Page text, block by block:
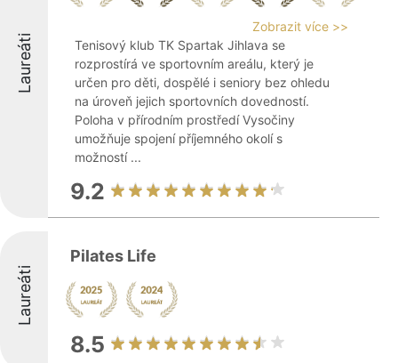
Laureáti
Zobrazit více >>
Tenisový klub TK Spartak Jihlava se
rozprostírá ve sportovním areálu, který je
určen pro děti, dospělé i seniory bez ohledu
na úroveň jejich sportovních dovedností.
Poloha v přírodním prostředí Vysočiny
umožňuje spojení příjemného okolí s
možností ...
9.2
Laureáti
Pilates Life
8.5